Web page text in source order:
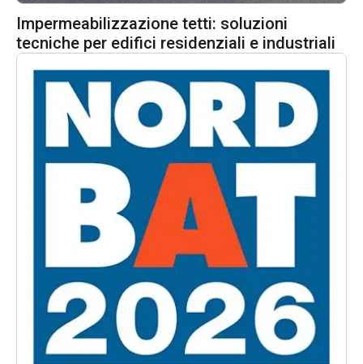
Impermeabilizzazione tetti: soluzioni
tecniche per edifici residenziali e industriali